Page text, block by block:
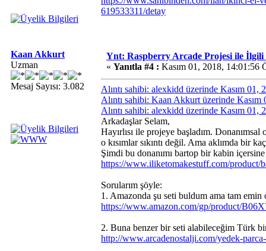
619533311/detay
Kaan Akkurt
Uzman
Mesaj Sayısı: 3.082
Ynt: Raspberry Arcade Projesi ile İlgili
« Yanıtla #4 : Kasım 01, 2018, 14:01:56
Alıntı sahibi: alexkidd üzerinde Kasım 01,
Alıntı sahibi: Kaan Akkurt üzerinde
Alıntı sahibi: alexkidd üzerinde Kasım 01,
Arkadaşlar Selam,
Hayırlısı ile projeye başladım.
o kısımlar sıkıntı değil. Ama aklımda bir
Şimdi bu donanımı bartop bir kabin
https://www.iliketomakestuff.com/product/
Sorularım şöyle:
1. Amazonda şu seti buldum ama tam
https://www.amazon.com/gp/product/
2. Buna benzer bir seti alabileceğim Türk
http://www.arcadenostalji.com/yedek-